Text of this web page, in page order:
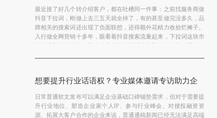
下拉框推广怎么做
最近接了好几个转介绍客户，都在吐槽同一件事：之前找服务商做
抖音下拉词，刚做上去三五天就全掉了，有的甚至做完没多久，品
牌相关的搜索词还出现了负面联想，还得额外花精力收拾烂摊子。
入行做全网营销十多年，眼看着抖音搜索流量起来，下拉词这块市
想要提升行业话语权？专业媒体邀请专访助力企
业打造标杆形象
日常普通软文发布可以满足企业基础口碑铺垫需求，但对于需要提
升行业地位、塑造企业家个人IP、参与行业峰会、对接投融资资
源、拓展大客户合作的企业来说，普通通稿新闻已经无法满足高端